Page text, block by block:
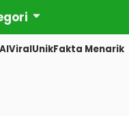
ViralUnikFakta Menarik